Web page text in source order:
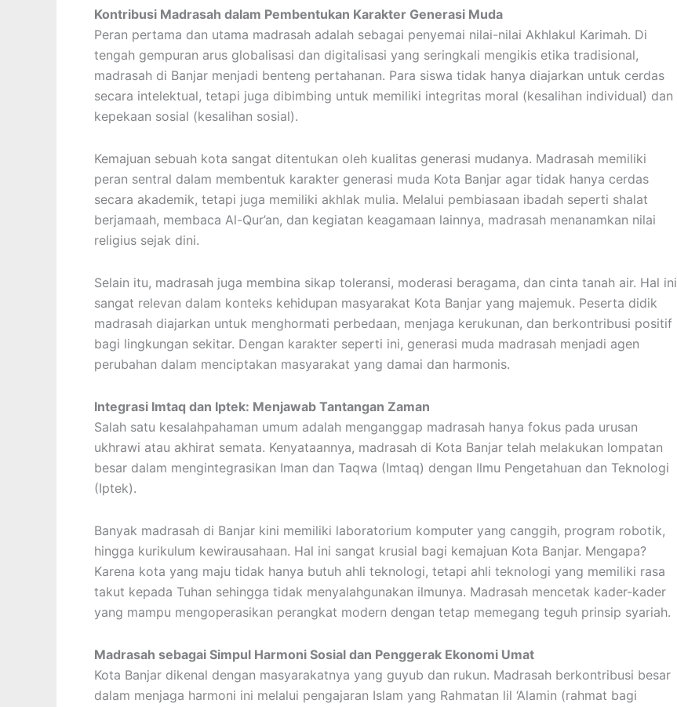
Kontribusi Madrasah dalam Pembentukan Karakter Generasi Muda
Peran pertama dan utama madrasah adalah sebagai penyemai nilai-nilai Akhlakul Karimah. Di
tengah gempuran arus globalisasi dan digitalisasi yang seringkali mengikis etika tradisional,
madrasah di Banjar menjadi benteng pertahanan. Para siswa tidak hanya diajarkan untuk cerdas
secara intelektual, tetapi juga dibimbing untuk memiliki integritas moral (kesalihan individual) dan
kepekaan sosial (kesalihan sosial).
Kemajuan sebuah kota sangat ditentukan oleh kualitas generasi mudanya. Madrasah memiliki
peran sentral dalam membentuk karakter generasi muda Kota Banjar agar tidak hanya cerdas
secara akademik, tetapi juga memiliki akhlak mulia. Melalui pembiasaan ibadah seperti shalat
berjamaah, membaca Al-Qur’an, dan kegiatan keagamaan lainnya, madrasah menanamkan nilai
religius sejak dini.
Selain itu, madrasah juga membina sikap toleransi, moderasi beragama, dan cinta tanah air. Hal ini
sangat relevan dalam konteks kehidupan masyarakat Kota Banjar yang majemuk. Peserta didik
madrasah diajarkan untuk menghormati perbedaan, menjaga kerukunan, dan berkontribusi positif
bagi lingkungan sekitar. Dengan karakter seperti ini, generasi muda madrasah menjadi agen
perubahan dalam menciptakan masyarakat yang damai dan harmonis.
Integrasi Imtaq dan Iptek: Menjawab Tantangan Zaman
Salah satu kesalahpahaman umum adalah menganggap madrasah hanya fokus pada urusan
ukhrawi atau akhirat semata. Kenyataannya, madrasah di Kota Banjar telah melakukan lompatan
besar dalam mengintegrasikan Iman dan Taqwa (Imtaq) dengan Ilmu Pengetahuan dan Teknologi
(Iptek).
Banyak madrasah di Banjar kini memiliki laboratorium komputer yang canggih, program robotik,
hingga kurikulum kewirausahaan. Hal ini sangat krusial bagi kemajuan Kota Banjar. Mengapa?
Karena kota yang maju tidak hanya butuh ahli teknologi, tetapi ahli teknologi yang memiliki rasa
takut kepada Tuhan sehingga tidak menyalahgunakan ilmunya. Madrasah mencetak kader-kader
yang mampu mengoperasikan perangkat modern dengan tetap memegang teguh prinsip syariah.
Madrasah sebagai Simpul Harmoni Sosial dan Penggerak Ekonomi Umat
Kota Banjar dikenal dengan masyarakatnya yang guyub dan rukun. Madrasah berkontribusi besar
dalam menjaga harmoni ini melalui pengajaran Islam yang Rahmatan lil ‘Alamin (rahmat bagi